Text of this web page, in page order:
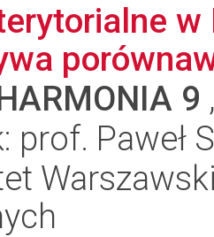
9
prof. Paweł